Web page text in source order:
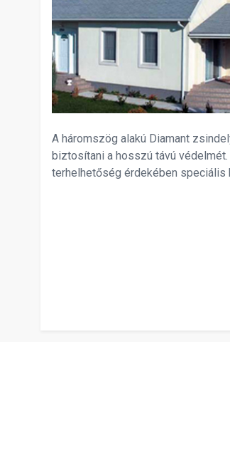
A háromszög alakú Diamant
biztosítani a hosszú távú
terhelhetőség érdekében speciális